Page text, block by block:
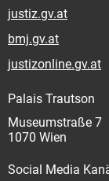
justiz.gv.at
bmj.gv.at
justizonline.gv.at
Palais Trautson
Museumstraße 7
1070 Wien
Social Media